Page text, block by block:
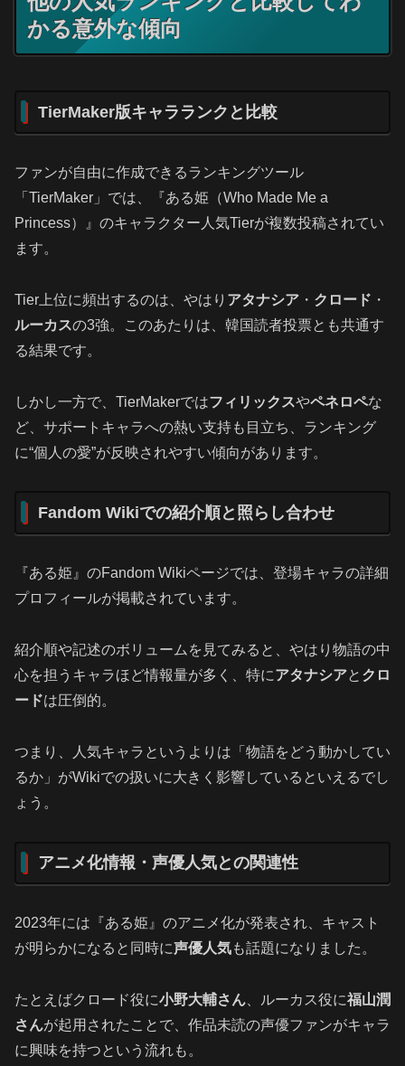
かる意外な傾向
TierMaker版キャラランクと比較
ファンが自由に作成できるランキングツール
「TierMaker」では、『ある姫（Who Made Me a
Princess）』のキャラクター人気Tierが複数投稿されてい
ます。
Tier上位に頻出するのは、やはり アタナシア ・ クロード ・
ルーカスの3強。このあたりは、韓国読者投票とも共通す
る結果です。
しかし一方で、TierMakerではフィリックスやペネロペな
ど、サポートキャラへの熱い支持も目立ち、ランキング
に“個人の愛”が反映されやすい傾向があります。
Fandom Wikiでの紹介順と照らし合わせ
『ある姫』のFandom Wikiページでは、登場キャラの詳細
プロフィールが掲載されています。
紹介順や記述のボリュームを見てみると、やはり物語の中
心を担うキャラほど情報量が多く、特にアタナシアと クロ
ードは圧倒的。
つまり、人気キャラというよりは「物語をどう動かしてい
るか」がWikiでの扱いに大きく影響しているといえるでし
ょう。
アニメ化情報・声優人気との関連性
2023年には『ある姫』のアニメ化が発表され、キャスト
が明らかになると同時に声優人気も話題になりました。
たとえばクロード役に小野大輔さん 、ルーカス役に福山潤
さんが起用されたことで、作品未読の声優ファンがキャラ
に興味を持つという流れも。